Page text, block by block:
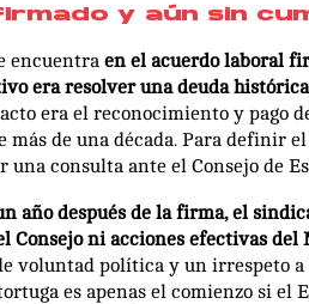
y aún sin
encuentra en el acuerdo laboral
era resolver una deuda
era el reconocimiento y pago
más de una década. Para definir
una consulta ante el Consejo de
año después de la firma, el
Consejo ni acciones efectivas
voluntad política y un irrespeto a
es apenas el comienzo si el